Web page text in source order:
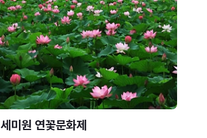
세미원 연꽃문화제